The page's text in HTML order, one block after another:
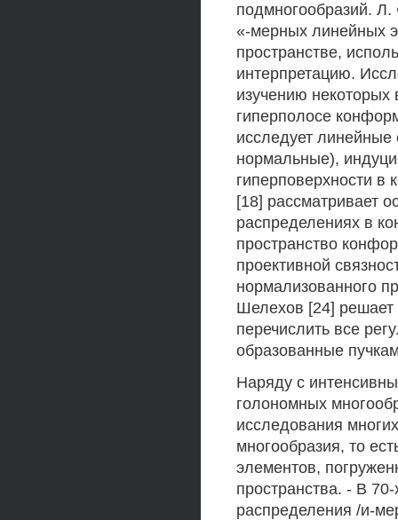
подмногообразий.
«-мерных линейных
пространстве,
интерпретацию.
изучению
гиперполосе
исследует
нормальные),
гиперповерхности
[18] рассматривает
распределениях в
пространство
проективной
нормализованного
Шелехов [24]
перечислить все
образованные
Наряду с
голономных
исследования
многообразия, то
элементов,
пространства. - В
распределения /и-